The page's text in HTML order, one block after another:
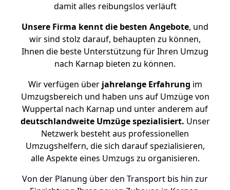
damit alles reibungslos verläuft
Unsere Firma kennt die besten Angebote, und
wir sind stolz darauf, behaupten zu können,
Ihnen die beste Unterstützung für Ihren Umzug
nach Karnap bieten zu können.
Wir verfügen überjahrelange Erfahrung im
Umzugsbereich und haben uns auf Umzüge von
Wuppertal nach Karnap und unter anderem auf
deutschlandweite Umzüge spezialisiert. Unser
Netzwerk besteht aus professionellen
Umzugshelfern, die sich darauf spezialisieren,
alle Aspekte eines Umzugs zu organisieren.
Von der Planung über den Transport bis hin zur